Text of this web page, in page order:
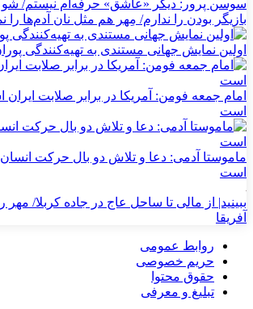
سوسن پرور: دیگر «عاشق» حرفه‌ام نیستم/ شو
بازیگر بودن را ندارم/ مِهر هم مثل نان آدم‌ها
اولین نمایش جهانی مستندی به تهیه‌کنندگی
امام جمعه فومن: آمریکا در برابر صلابت ایران
است
ماموستا آدمی: دعا و تلاش دو بال حرکت
است
ببینید| از مالی تا ساحل عاج در جاده کربلا/
آفریقا
روابط عمومی
حریم خصوصی
حقوق محتوا
تبلیغ و معرفی